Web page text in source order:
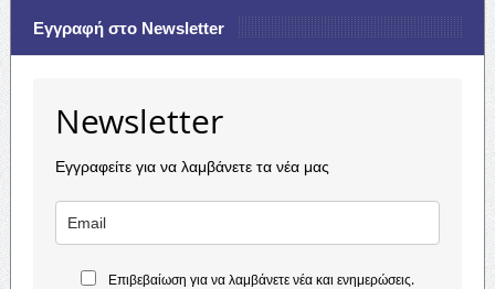
Εγγραφή στο Newsletter
Newsletter
Εγγραφείτε για να λαμβάνετε τα νέα μας
Επιβεβαίωση για να λαμβάνετε νέα και ενημερώσεις.